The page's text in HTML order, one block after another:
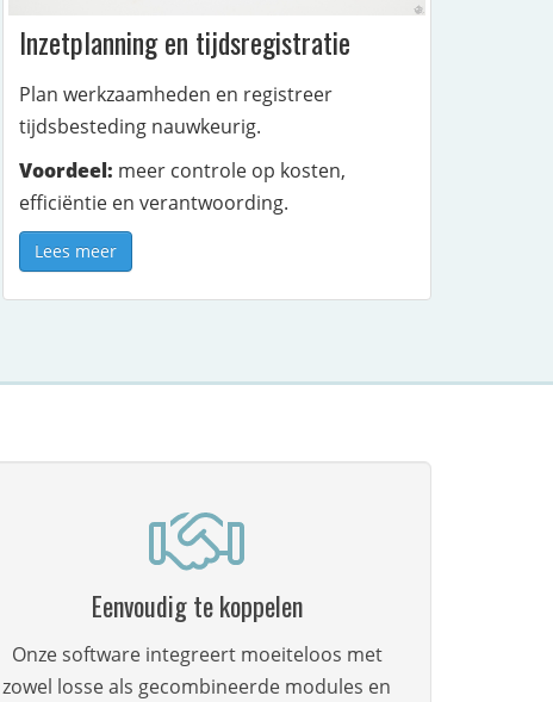
Inzetplanning en tijdsregistratie
Plan werkzaamheden en registreer
tijdsbesteding nauwkeurig.
Voordeel: meer controle op kosten,
efficiëntie en verantwoording.
Lees meer
Eenvoudig te koppelen
Onze software integreert moeiteloos met
zowel losse als gecombineerde modules en